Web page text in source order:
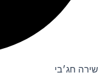
שירה חג׳בי